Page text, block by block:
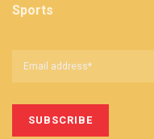
Sports